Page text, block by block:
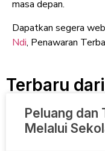
masa depan.
Dapatkan segera
Ndi, Penawaran
Terbaru
Peluang dan
Melalui